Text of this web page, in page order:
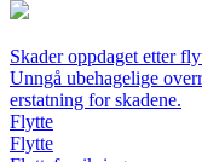
Skader oppdaget etter
Unngå ubehagelige
erstatning for skadene.
Flytte
Flytte